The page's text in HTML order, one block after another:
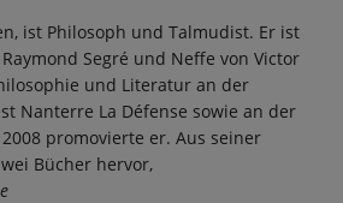
ist Philosoph und Talmudist. Er ist
Segré und Neffe von Victor
und Literatur an der
Nanterre La Défense sowie an der
promovierte er. Aus seiner
Bücher hervor,